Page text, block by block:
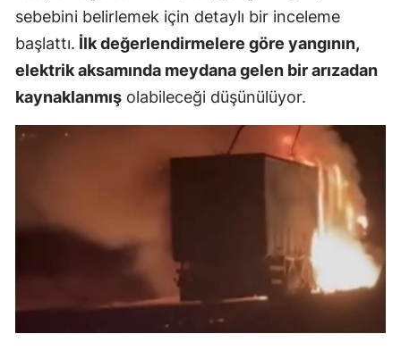
sebebini belirlemek için detaylı bir inceleme
başlattı. İlk değerlendirmelere göre yangının,
elektrik aksamında meydana gelen bir arızadan
kaynaklanmış olabileceği düşünülüyor.